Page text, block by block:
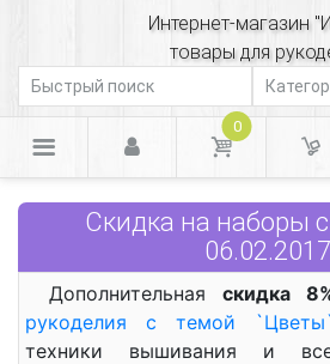
Интернет-магазин
товары для
0
Скидка на наборы
06.02.2017
Дополнительная скидка
рукоделия с темой
техники вышивания и все